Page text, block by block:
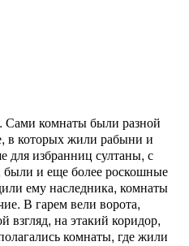
Сами комнаты были разной
в которых жили рабыни и
избранниц султаны, с
и еще более роскошные
ему наследника, комнаты
В гарем вели ворота,
взгляд, на этакий коридор,
комнаты, где жили